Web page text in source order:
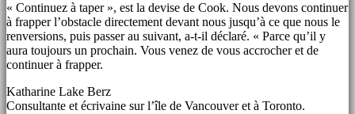
« Continuez à taper », est la devise de Cook. Nous devons continuer
à frapper l’obstacle directement devant nous jusqu’à ce que nous le
renversions, puis passer au suivant, a-t-il déclaré. « Parce qu’il y
aura toujours un prochain. Vous venez de vous accrocher et de
continuer à frapper.
Katharine Lake Berz
Consultante et écrivaine sur l’île de Vancouver et à Toronto.